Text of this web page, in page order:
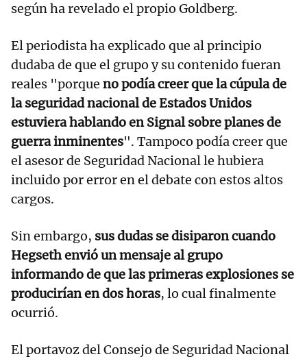
según ha revelado el propio Goldberg.
El periodista ha explicado que al principio
dudaba de que el grupo y su contenido fueran
reales "porque no podía creer que la cúpula de
la seguridad nacional de Estados Unidos
estuviera hablando en Signal sobre planes de
guerra inminentes". Tampoco podía creer que
el asesor de Seguridad Nacional le hubiera
incluido por error en el debate con estos altos
cargos.
Sin embargo, sus dudas se disiparon cuando
Hegseth envió un mensaje al grupo
informando de que las primeras explosiones se
producirían en dos horas, lo cual finalmente
ocurrió.
El portavoz del Consejo de Seguridad Nacional